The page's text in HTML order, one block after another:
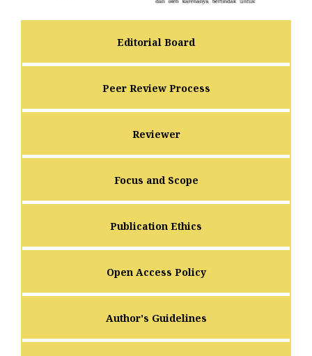
Editorial Board
Peer Review Process
Reviewer
Focus and Scope
Publication Ethics
Open Access Policy
Author's Guidelines